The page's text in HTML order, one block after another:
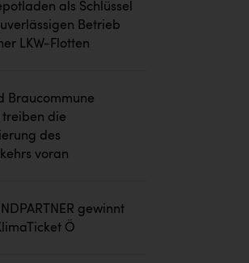
als Schlüssel
Betrieb
LKW-Flotten
Braucommune
treiben die
des
voran
gewinnt
Ö